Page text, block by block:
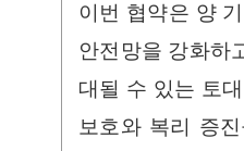
이번 협약은 양
안전망을 강화하
대될 수 있는 토
보호와 복리 증